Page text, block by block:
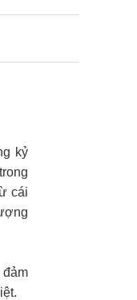
kỷ
cái
đảm